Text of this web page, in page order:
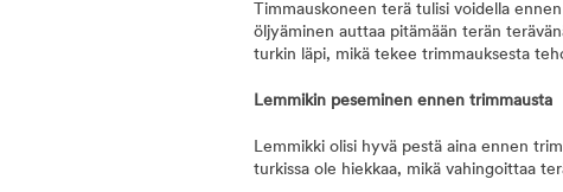
Timmauskoneen terä tulisi voidella
öljyäminen auttaa pitämään terän
turkin läpi, mikä tekee trimmauksesta
Lemmikin peseminen ennen trimmausta
Lemmikki olisi hyvä pestä aina ennen
turkissa ole hiekkaa, mikä vahingoittaa